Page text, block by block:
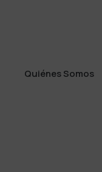
Quiénes Somos